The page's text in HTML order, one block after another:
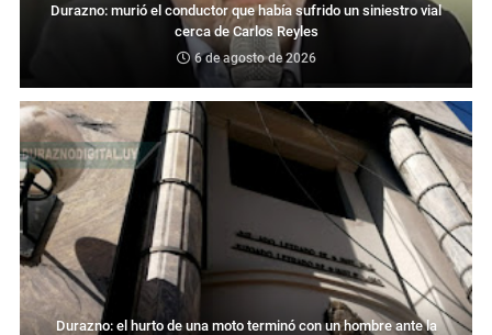
Durazno: murió el conductor que había sufrido un siniestro vial
cerca de Carlos Reyles
6 de agosto de 2026
Durazno: el hurto de una moto terminó con un hombre ante la